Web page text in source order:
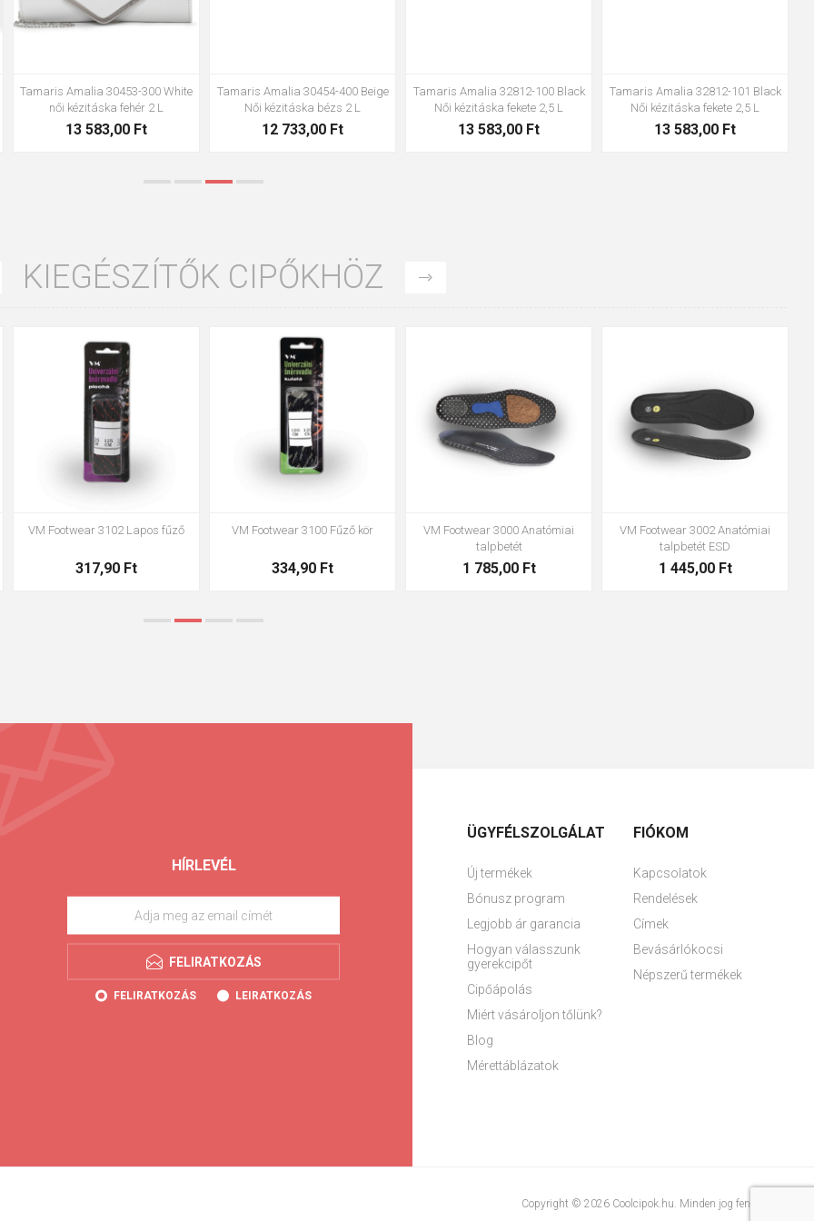
Tamaris Amalia 30453-300 White
női kézitáska fehér 2 L
13 583,00 Ft
Tamaris Amalia 30454-400 Beige
Női kézitáska bézs 2 L
12 733,00 Ft
Tamaris Amalia 32812-100 Black
Női kézitáska fekete 2,5 L
13 583,00 Ft
Tamaris Amalia 32812-101 Black
Női kézitáska fekete 2,5 L
13 583,00 Ft
KIEGÉSZÍTŐK CIPŐKHÖZ
VM Footwear 3002 Anatómiai
1 445,00 Ft
37 39
47
VM Footwear 3900 cipőtisztító
663,00 Ft
VM Footwear 3600 Impregnáló
vízzáró
4 063,00 Ft
Bennon ABSORBA XTR ESD betét
1 683,00 Ft
HÍRLEVÉL
FELIRATKOZÁS
FELIRATKOZÁS LEIRATKOZÁS
ÜGYFÉLSZOLGÁLAT
Új termékek
Bónusz program
Legjobb ár garancia
Hogyan válasszunk
gyerekcipőt
Cipőápolás
Miért vásároljon tőlünk?
Blog
Mérettáblázatok
FIÓKOM
Kapcsolatok
Rendelések
Címek
Bevásárlókocsi
Népszerű termékek
Copyright © 2026 Coolcipok.hu. Minden jog fenntartva.